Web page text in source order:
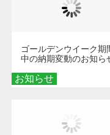
お知らせ
ゴールデンウイーク期
中の納期変動のお知ら